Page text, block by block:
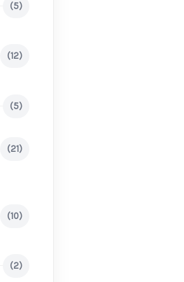
(5)
(12)
(5)
(21)
(10)
(2)